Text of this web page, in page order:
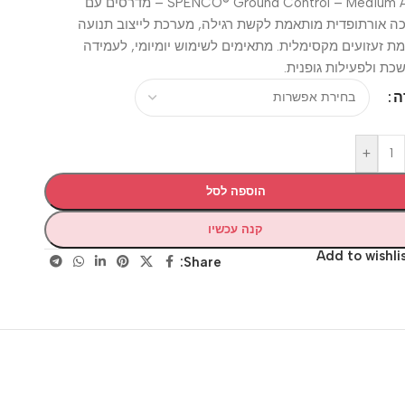
מותאמת לקשת רגילה, מערכת לייצוב תנועה
זעזועים מקסימלית. מתאימים לשימוש יומיומי, לעמידה
גופנית.
+
הוספה לסל
קנה עכשיו
Add to
Share: